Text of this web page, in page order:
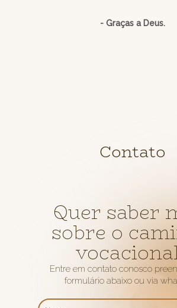
- Graças a Deus.
Contato
Quer saber
sobre o
Entre em contato conosco
formulário abaixo ou via